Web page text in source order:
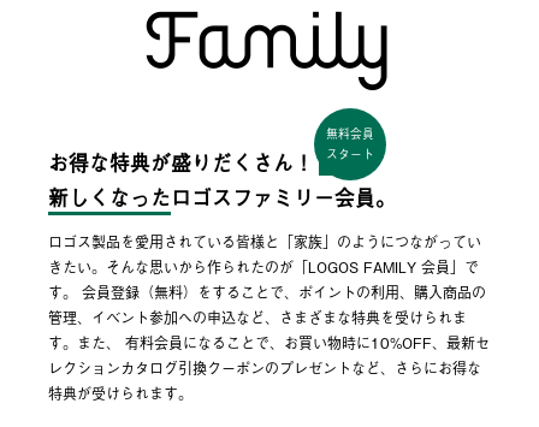
お得な特典が盛りだくさん！
無料会員
スタート
新しくなった ロゴスファミリー会員。
ロゴス製品を愛用されている皆様と「家族」のようにつながってい
きたい。そんな思いから作られたのが「LOGOS FAMILY 会員」で
す。 会員登録（無料）をすることで、ポイントの利用、購入商品の
管理、イベント参加への申込など、さまざまな特典を受けられま
す。また、 有料会員になることで、お買い物時に10%OFF、最新セ
レクションカタログ引換クーポンのプレゼントなど、さらにお得な
特典が受けられます。